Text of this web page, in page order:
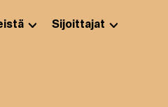
Sijoittajat